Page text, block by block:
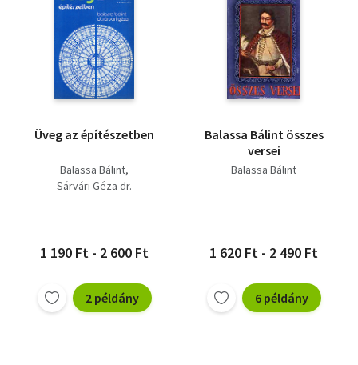
Üveg az építészetben
Balassa Bálint
Sárvári Géza dr.
1 190 Ft - 2 600 Ft
2 példány
Balassa Bálint összes
versei
Balassa Bálint
1 620 Ft - 2 490 Ft
6 példány